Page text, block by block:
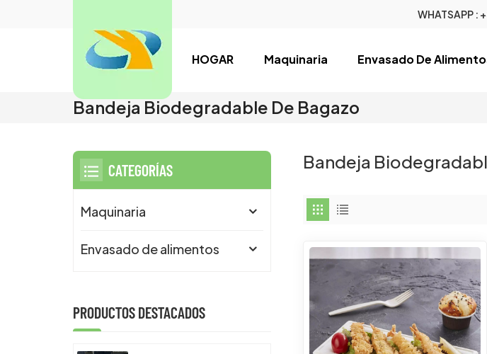
WHATSAPP :
HOGAR Maquinaria Envasado De
Bandeja Biodegradable De Bagazo
Bandeja
CATEGORÍAS
Maquinaria
Envasado de alimentos
PRODUCTOS DESTACADOS